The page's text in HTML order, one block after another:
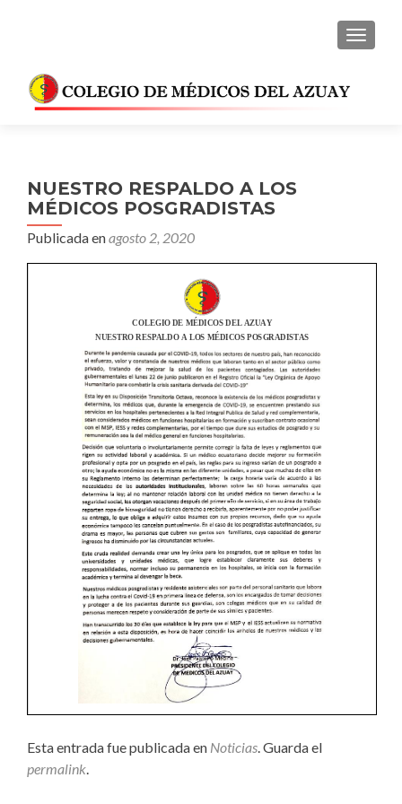
NUESTRO RESPALDO A LOS
MÉDICOS POSGRADISTAS
Publicada enagosto 2, 2020
Esta entrada fue publicada en Noticias. Guarda el
permalink.